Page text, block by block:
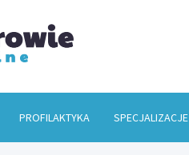
PROFILAKTYKA SPECJALIZACJE